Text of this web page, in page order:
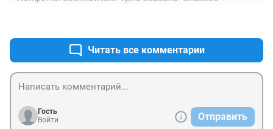
Читать все комментарии
Гость
Войти
Отправить